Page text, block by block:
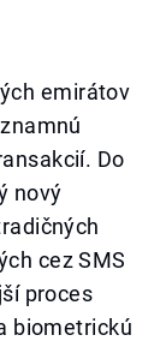
emirátov
Do
nový
cez SMS
proces
biometrickú